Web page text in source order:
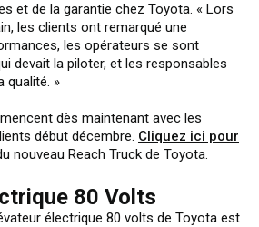
et de la garantie chez Toyota. « Lors
les clients ont remarqué une
les opérateurs se sont
devait la piloter, et les responsables
qualité. »
dès maintenant avec les
début décembre. Cliquez ici pour
nouveau Reach Truck de Toyota.
80 Volts
électrique 80 volts de Toyota est